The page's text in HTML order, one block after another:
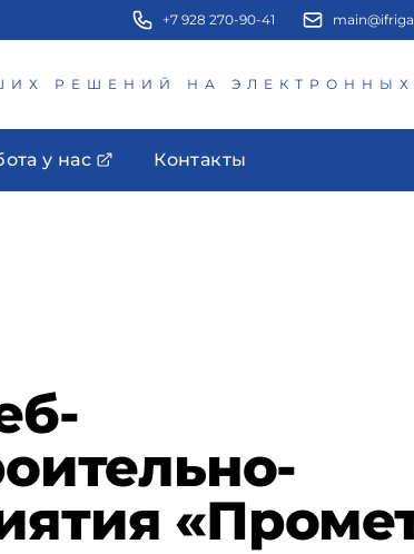
+7 928 270-90-41
РЕШЕНИЙ НА ЭЛЕКТРОННЫХ
у нас Контакты